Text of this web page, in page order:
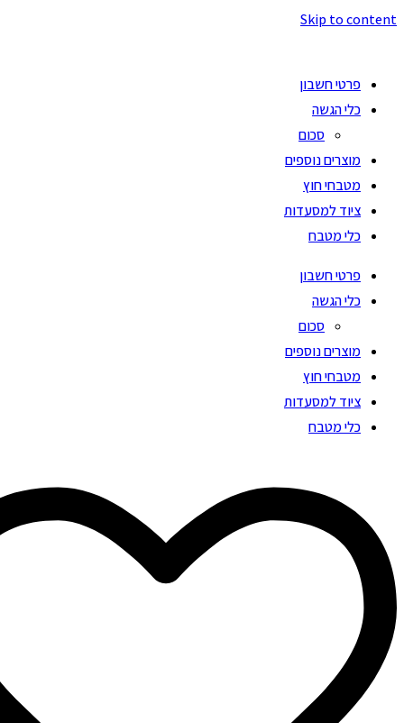
Skip to content
פרטי חשבון
כלי הגשה
סכום
מוצרים נוספים
מטבחי חוץ
ציוד למסעדות
כלי מטבח
פרטי חשבון
כלי הגשה
סכום
מוצרים נוספים
מטבחי חוץ
ציוד למסעדות
כלי מטבח